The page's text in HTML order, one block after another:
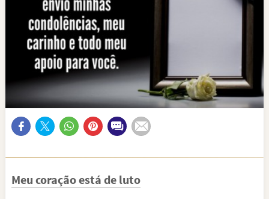
Meu coração está de luto